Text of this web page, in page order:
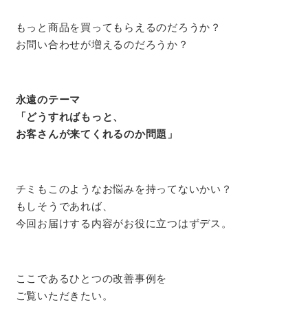
もっと商品を買ってもらえるのだろうか？
お問い合わせが増えるのだろうか？
永遠のテーマ
「どうすればもっと、
お客さんが来てくれるのか問題」
チミもこのようなお悩みを持ってないかい？
もしそうであれば、
今回お届けする内容がお役に立つはずデス。
ここであるひとつの改善事例を
ご覧いただきたい。